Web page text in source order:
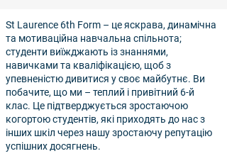
St Laurence 6th Form – це яскрава, динамічна
та мотиваційна навчальна спільнота;
студенти виїжджають із знаннями,
навичками та кваліфікацією, щоб з
упевненістю дивитися у своє майбутнє. Ви
побачите, що ми – теплий і привітний 6-й
клас. Це підтверджується зростаючою
когортою студентів, які приходять до нас з
інших шкіл через нашу зростаючу репутацію
успішних досягнень.